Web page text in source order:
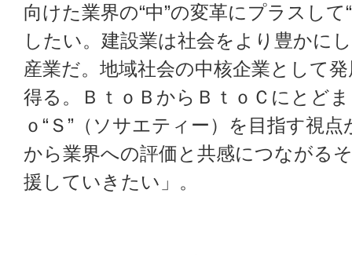
向けた業界の“中”の変革にプラスし
したい。建設業は社会をより豊かに
産業だ。地域社会の中核企業として
得る。ＢｔｏＢからＢｔｏＣにとど
ｏ“Ｓ”（ソサエティー）を目指す視
から業界への評価と共感につながる
援していきたい」。